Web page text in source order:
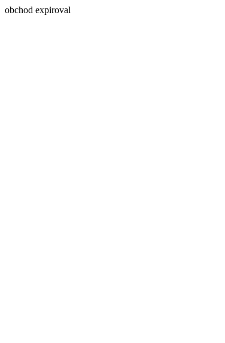
obchod expiroval